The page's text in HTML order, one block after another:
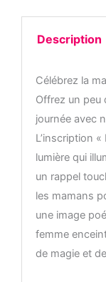
l'univers
maman
Description
Célébrez la
Offrez un peu
journée avec
L’inscription
lumière qui
un rappel
les mamans
une image
femme
de magie et